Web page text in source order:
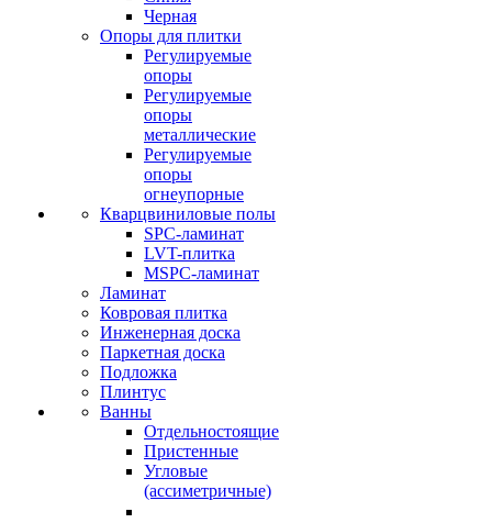
Черная
Опоры для плитки
Регулируемые
опоры
Регулируемые
опоры
металлические
Регулируемые
опоры
огнеупорные
Кварцвиниловые полы
SPC-ламинат
LVT-плитка
MSPC-ламинат
Ламинат
Ковровая плитка
Инженерная доска
Паркетная доска
Подложка
Плинтус
Ванны
Отдельностоящие
Пристенные
Угловые
(ассиметричные)